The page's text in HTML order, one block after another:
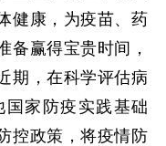
健康，为疫苗、药
备赢得宝贵时间，
期，在科学评估病
家防疫实践基础
控政策，将疫情防